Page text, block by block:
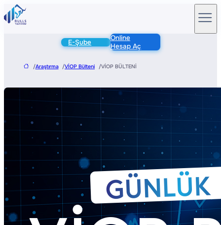
E-Şube
Online
Hesap Aç
/Araştırma /VİOP Bülteni /VİOP BÜLTENİ